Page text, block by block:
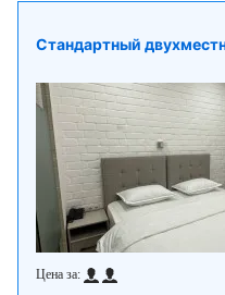
Стандартный